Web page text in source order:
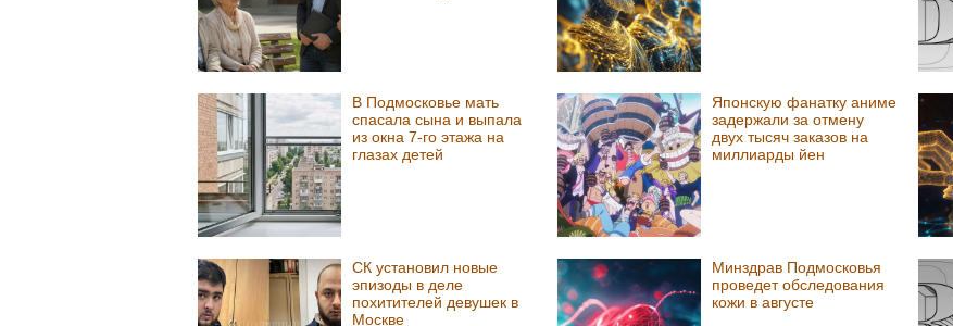
В Подмосковье мать
спасала сына и выпала
из окна 7-го этажа на
глазах детей
Японскую фанатку аниме
задержали за отмену
двух тысяч заказов на
миллиарды йен
СК установил новые
эпизоды в деле
похитителей девушек в
Москве
Минздрав Подмосковья
проведет обследования
кожи в августе